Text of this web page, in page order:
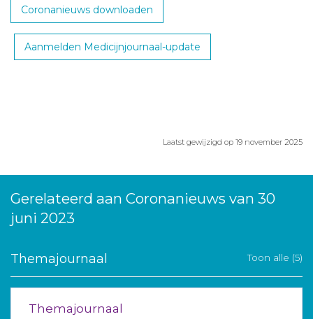
Coronanieuws downloaden
Aanmelden Medicijnjournaal-update
Laatst gewijzigd op 19 november 2025
Gerelateerd aan Coronanieuws van 30
juni 2023
Themajournaal Toon alle (5)
Themajournaal